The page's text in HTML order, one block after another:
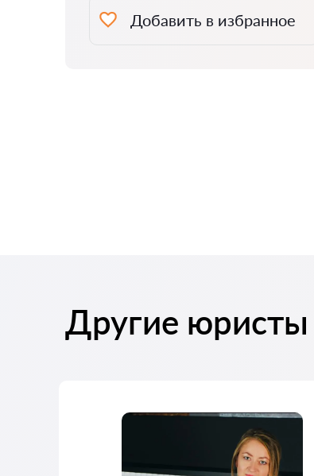
Добавить в избранное
Другие